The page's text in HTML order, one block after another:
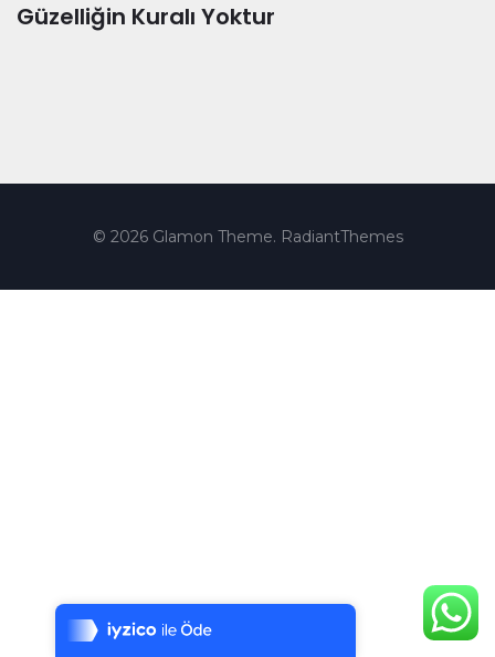
7/24 Canlı Destek
%100 Sorunsuz Alışveriş
Güzelliğin Kuralı Yoktur
© 2026 Glamon Theme. RadiantThemes